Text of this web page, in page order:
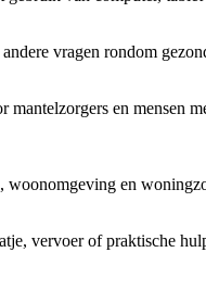
vragen rondom
mantelzorgers en mensen
en
vervoer of praktische